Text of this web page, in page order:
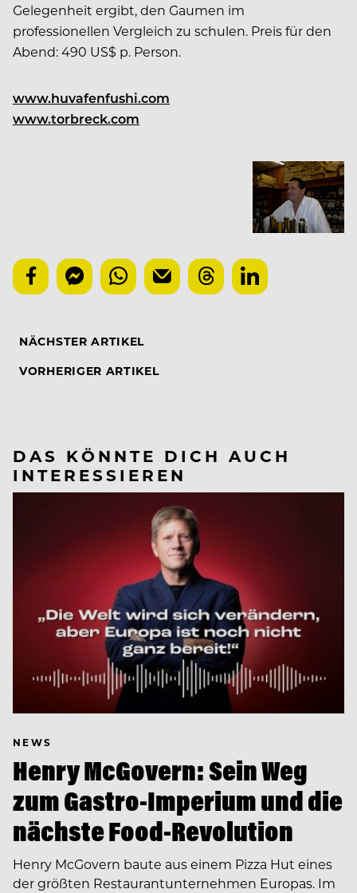
Gelegenheit ergibt, den Gaumen im
professionellen Vergleich zu schulen. Preis für den
Abend: 490 US$ p. Person.
www.huvafenfushi.com
www.torbreck.com
NÄCHSTER ARTIKEL
VORHERIGER ARTIKEL
DAS KÖNNTE DICH AUCH
INTERESSIEREN
NEWS
Henry McGovern: Sein Weg
zum Gastro-Imperium und die
nächste Food-Revolution
Henry McGovern baute aus einem Pizza Hut eines
der größten Restaurantunternehmen Europas. Im